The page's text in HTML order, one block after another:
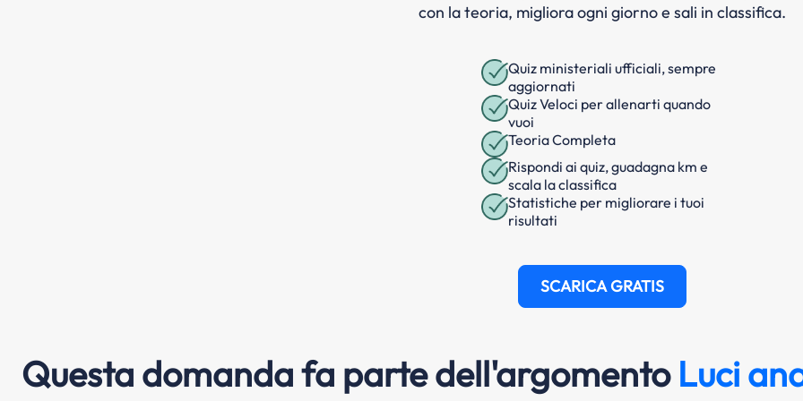
con la teoria, migliora ogni giorno e sali in classifica.
Quiz ministeriali ufficiali, sempre
aggiornati
Quiz Veloci per allenarti quando
vuoi
Teoria Completa
Rispondi ai quiz, guadagna km e
scala la classifica
Statistiche per migliorare i tuoi
risultati
SCARICA GRATIS
Questa domanda fa parte dell'argomento Luci